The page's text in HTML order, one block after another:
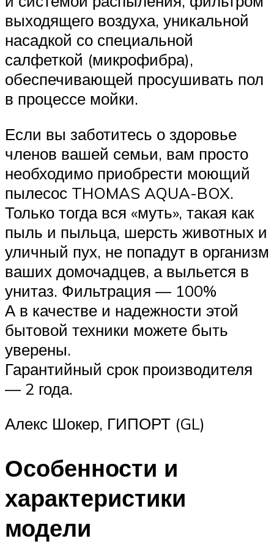
выходящего воздуха, уникальной
насадкой со специальной
салфеткой (микрофибра),
обеспечивающей просушивать пол
в процессе мойки.
Если вы заботитесь о здоровье
членов вашей семьи, вам просто
необходимо приобрести моющий
пылесос THOMAS AQUA-BOX.
Только тогда вся «муть», такая как
пыль и пыльца, шерсть животных и
уличный пух, не попадут в организм
ваших домочадцев, а выльется в
унитаз. Фильтрация — 100%
А в качестве и надежности этой
бытовой техники можете быть
уверены.
Гарантийный срок производителя
— 2 года.
Алекс Шокер, ГИПОРТ (GL)
Особенности и
характеристики
модели